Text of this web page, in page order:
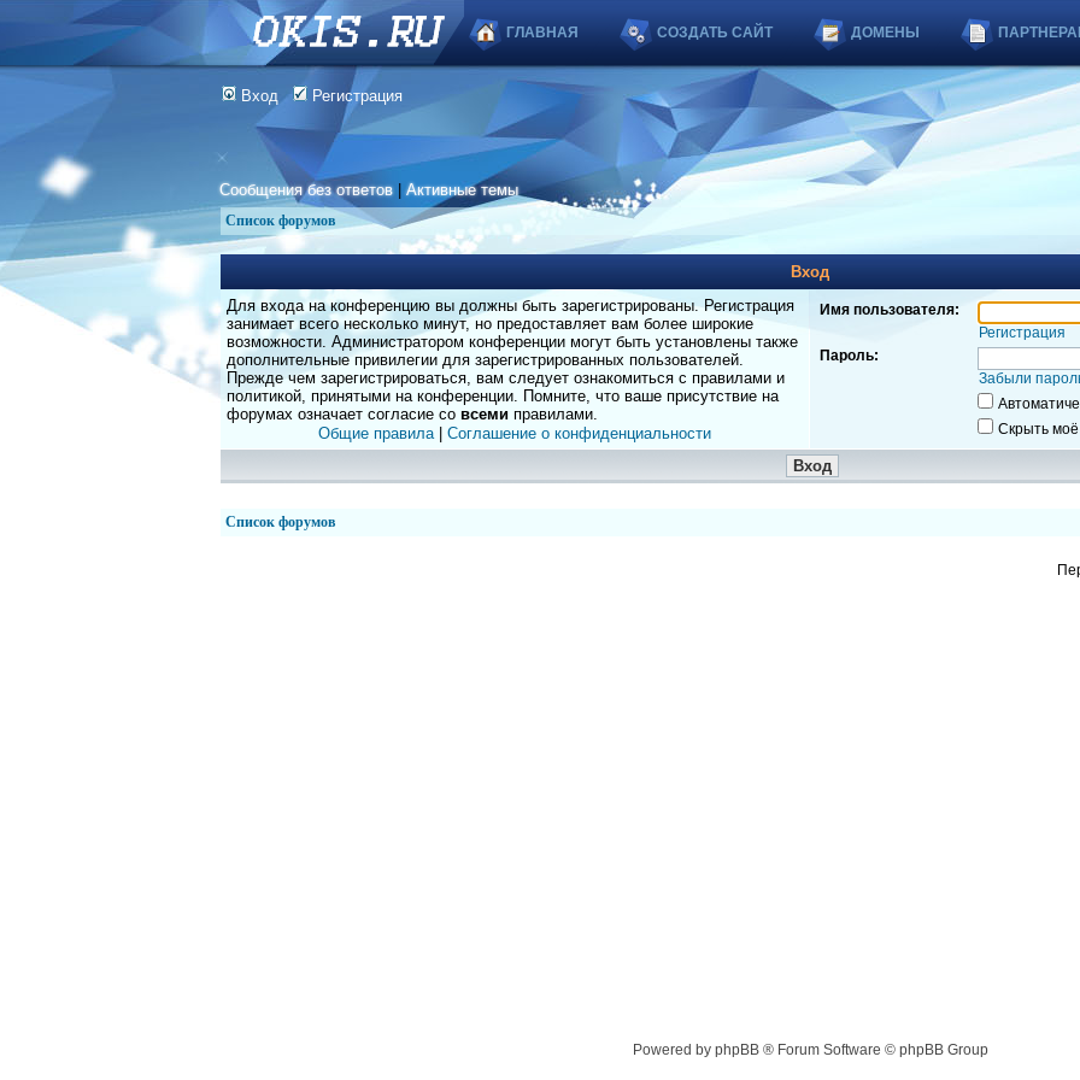
ГЛАВНАЯ СОЗДАТЬ САЙТ ДОМЕНЫ
Вход Регистрация
Сообщения без ответов |Активные темы
Список форумов
Вход
Для входа на конференцию вы должны быть зарегистрированы. Регистрация
занимает всего несколько минут, но предоставляет вам более широкие
возможности. Администратором конференции могут быть установлены также
дополнительные привилегии для зарегистрированных пользователей.
Прежде чем зарегистрироваться, вам следует ознакомиться с правилами и
политикой, принятыми на конференции. Помните, что ваше присутствие на
форумах означает согласие со всеми правилами.
Общие правила| Соглашение о конфиденциальности
Имя пользователя:
Регистрация
Пароль:
Забыли
Скрыть
Список форумов
Powered by phpBB ® Forum Software © phpBB Group